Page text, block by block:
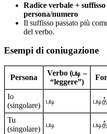
Radice verbale +
persona/numero
Il suffisso passato più
del verbo.
Esempi di coniugazione
Persona
Verbo (படி –
“leggere”)
Io
(singolare)
படி
Tu
(singolare)
படி